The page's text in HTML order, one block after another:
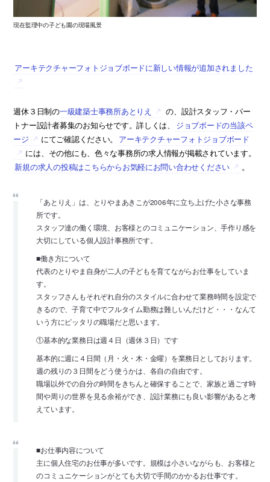
現在監理中の子ども園の現場風景
アーキテクチャーフォトジョブボードに新しい情報が追加されました
週休３日制の一級建築士事務所あとりえ
の、設計スタッフ・パー
トナー設計者募集のお知らせです。詳しくは、
ジョブボードの当該ペ
ージ
にてご確認ください。
アーキテクチャーフォトジョブボード
には、その他にも、色々な事務所の求人情報が掲載されています。
新規の求人の投稿はこちらからお気軽にお問い合わせください
。
「あとりえ」は、とりやまあきこが2006年に立ち上げた小さな事務
所です。
スタッフ達の働く環境、お客様とのコミュニケーション、手作り感を
大切にしている個人設計事務所です。
■働き方について
代表のとりやま自身が二人の子どもを育てながらお仕事をしていま
す。
スタッフさんもそれぞれ自分のスタイルに合わせて業務時間を設定で
きるので、子育て中でフルタイム勤務は難しいんだけど・・・なんて
いう方にピッタリの職場だと思います。
①基本的な業務日は週４日（週休３日）です
基本的に週に４日間（月・火・木・金曜）を業務日としております。
週の残りの３日間をどう使うかは、各自の自由です。
職場以外での自分の時間をきちんと確保することで、家族と過ごす時
間や周りの世界を見る余裕ができ、設計業務にも良い影響があると考
えています。
■お仕事内容について
主に個人住宅のお仕事が多いです。規模は小さいながらも、お客様と
のコミュニケーションがとても大切で手間のかかるお仕事です。